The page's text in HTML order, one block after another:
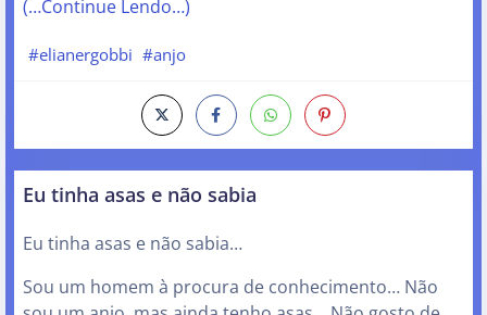
(…Continue Lendo…)
#elianergobbi #anjo
Eu tinha asas e não sabia
Eu tinha asas e não sabia…
Sou um homem à procura de conhecimento… Não